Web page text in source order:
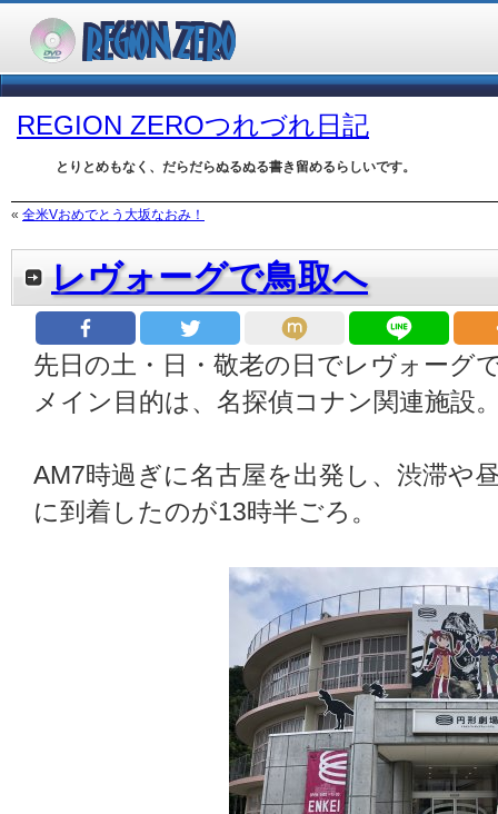
REGION ZEROつれづれ日記
とりとめもなく、だらだらぬるぬる書き留めるらしいです。
« 全米Vおめでとう大坂なおみ！
レヴォーグで鳥取へ
先日の土・日・敬老の日でレヴォーグ
メイン目的は、名探偵コナン関連施設
AM7時過ぎに名古屋を出発し、渋滞や
に到着したのが13時半ごろ。